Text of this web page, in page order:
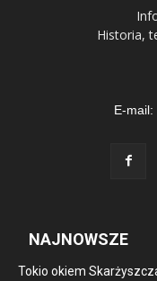
Historia,
E-mail:
NAJNOWSZE
Tokio okiem